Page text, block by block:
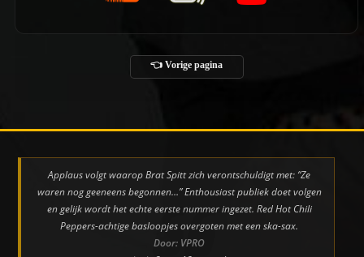
👈 Vorige pagina
Applaus volgt waarop Brat Spitt zich verontschuldigt met: “Ze
waren nog geeneens begonnen…” Enthousiast publiek doet volgen
en gelijk wordt het echte eerste nummer ingezet. Red Hot Chili
Peppers-achtige basloopjes overgoten met een ska-sax.
Door: VPRO